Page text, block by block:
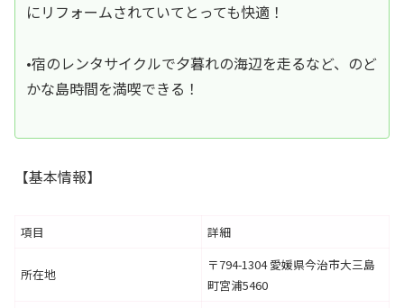
にリフォームされていてとっても快適！
•宿のレンタサイクルで夕暮れの海辺を走るなど、のど
かな島時間を満喫できる！
【基本情報】
項目 詳細
所在地
〒794-1304 愛媛県今治市大三島
町宮浦5460